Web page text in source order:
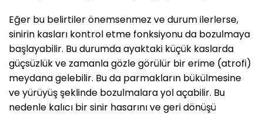
Eğer bu belirtiler önemsenmez ve durum ilerlerse,
sinirin kasları kontrol etme fonksiyonu da bozulmaya
başlayabilir. Bu durumda ayaktaki küçük kaslarda
güçsüzlük ve zamanla gözle görülür bir erime (atrofi)
meydana gelebilir. Bu da parmakların bükülmesine
ve yürüyüş şeklinde bozulmalara yol açabilir. Bu
nedenle kalıcı bir sinir hasarını ve geri dönüşü